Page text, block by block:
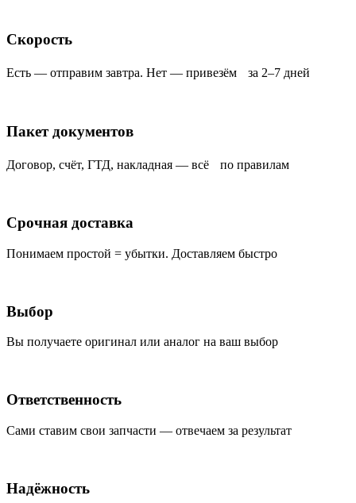
Скорость
Есть — отправим завтра. Нет — привезём за 2–7 дней
Пакет документов
Договор, счёт, ГТД, накладная — всё по правилам
Срочная доставка
Понимаем простой = убытки. Доставляем быстро
Выбор
Вы получаете оригинал или аналог на ваш выбор
Ответственность
Сами ставим свои запчасти — отвечаем за результат
Надёжность